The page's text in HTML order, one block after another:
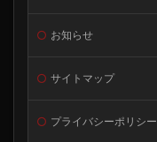
お知らせ
サイトマップ
プライバシーポリシー